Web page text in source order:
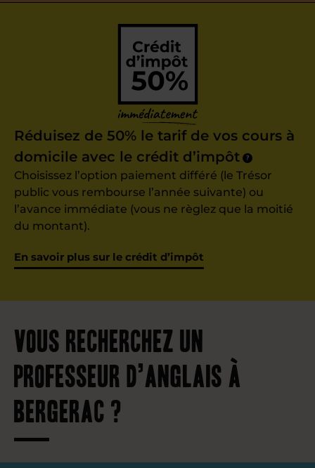
Réduisez de 50% le tarif de vos cours à
domicile avec le crédit d’impôt
?
Choisissez l’option paiement différé (le Trésor
public vous rembourse l’année suivante) ou
l’avance immédiate (vous ne règlez que la moitié
du montant).
En savoir plus sur le crédit d’impôt
Vous recherchez un
professeur d’anglais à
Bergerac ?